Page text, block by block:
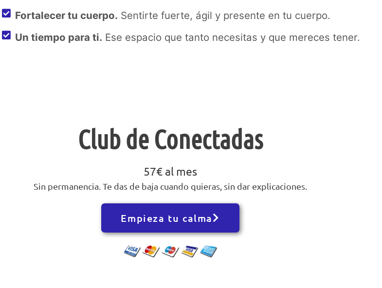
Fortalecer tu cuerpo. Sentirte fuerte, ágil y presente en tu cuerpo.
Un tiempo para ti. Ese espacio que tanto necesitas y que mereces tener.
Club de Conectadas
57€ al mes
Sin permanencia. Te das de baja cuando quieras, sin dar explicaciones.
Empieza tu calma